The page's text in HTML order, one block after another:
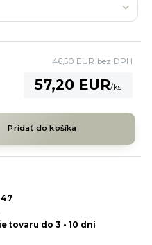
57,20 EUR/ks
46,50 EUR bez DPH
Pridať do košíka
tovaru do 3 - 10 dní